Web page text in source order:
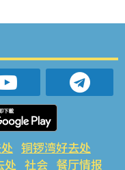
铜锣湾好去处
处 社会 餐厅情报